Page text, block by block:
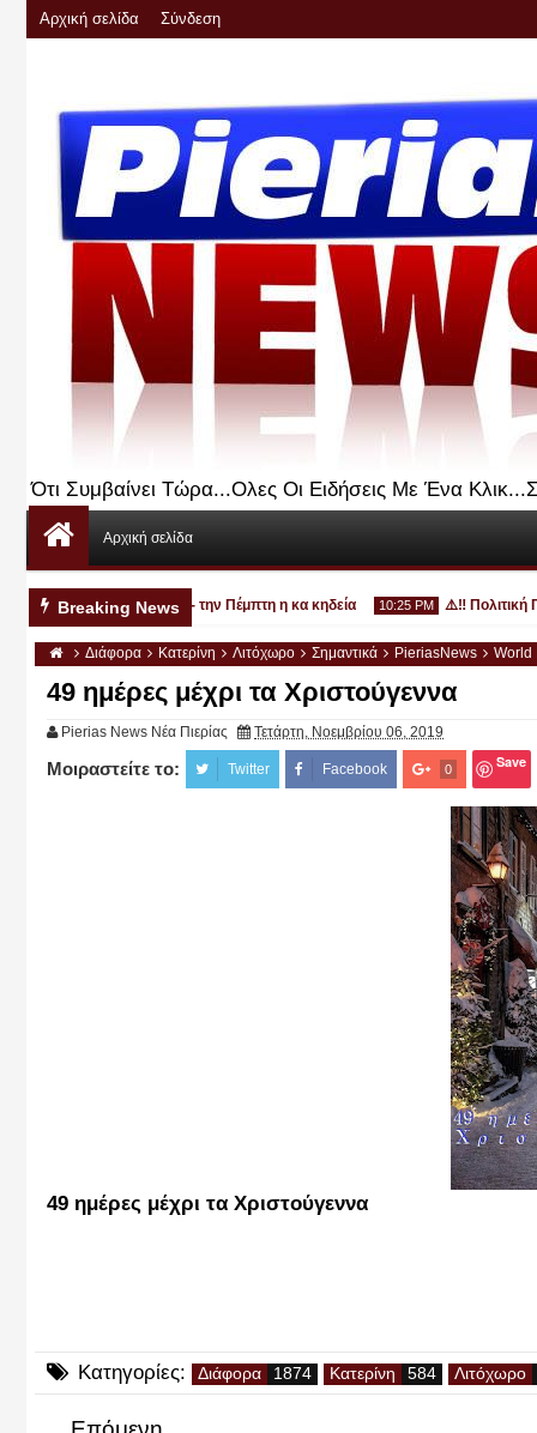
Αρχική σελίδα Σύνδεση
Ότι Συμβαίνει Τώρα...Ολες Οι Ειδήσεις Με Ένα
Αρχική σελίδα
Breaking News
στην Κατερίνη - την Πέμπτη η κα κηδεία 10:25 PM
03 Αυγ
⚠️‼️ Πολιτική
Διάφορα Κατερίνη Λιτόχωρο Σημαντικά PieriasNews World
49 ημέρες μέχρι τα Χριστούγεννα
Pierias News Νέα Πιερίας Τετάρτη, Νοεμβρίου 06, 2019
Μοιραστείτε το: Twitter Facebook 0 Save
49 ημέρες μέχρι τα Χριστούγεννα
Κατηγορίες: Διάφορα Κατερίνη Λιτόχωρο